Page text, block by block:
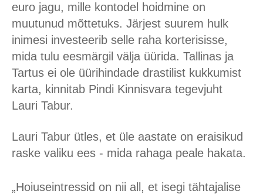
euro jagu, mille kontodel hoidmine on
muutunud mõttetuks. Järjest suurem hulk
inimesi investeerib selle raha korterisisse,
mida tulu eesmärgil välja üürida. Tallinas ja
Tartus ei ole üürihindade drastilist kukkumist
karta, kinnitab Pindi Kinnisvara tegevjuht
Lauri Tabur.
Lauri Tabur ütles, et üle aastate on eraisikud
raske valiku ees - mida rahaga peale hakata.
„Hoiuseintressid on nii all, et isegi tähtajalise